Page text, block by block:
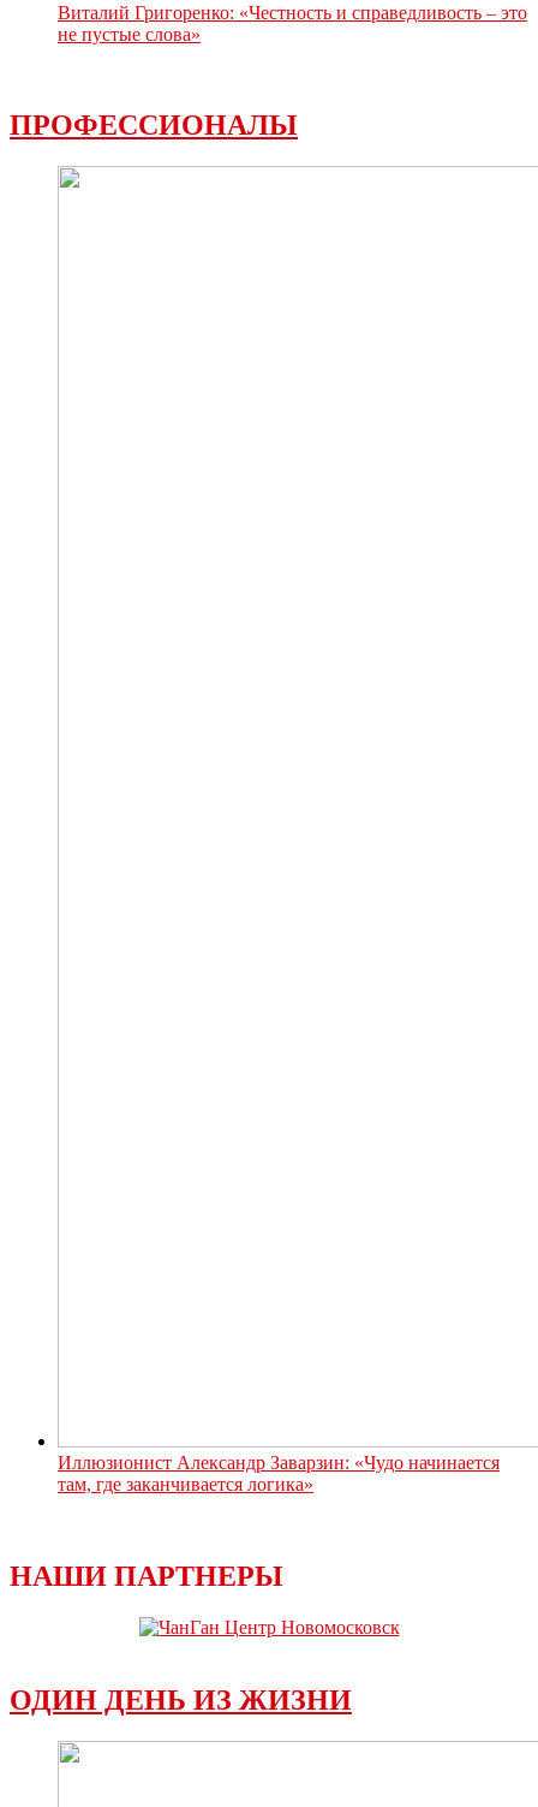
Виталий Григоренко: «Честность и справедливость – это
не пустые слова»
ПРОФЕССИОНАЛЫ
Иллюзионист Александр Заварзин: «Чудо начинается
там, где заканчивается логика»
НАШИ ПАРТНЕРЫ
ОДИН ДЕНЬ ИЗ ЖИЗНИ